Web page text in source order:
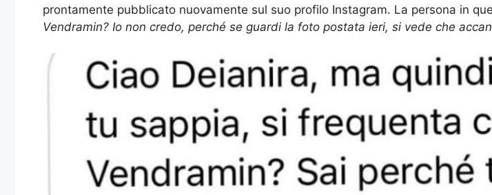
prontamente pubblicato nuovamente sul suo profilo Instagram. La persona in
Vendramin? Io non credo, perché se guardi la foto postata ieri, si vede che